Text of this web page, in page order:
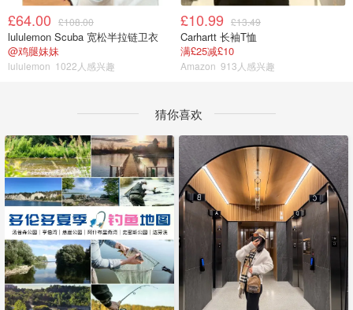
£64.00 £108.00
lululemon Scuba 宽松半拉链卫衣
@鸡腿妹妹
lululemon 1022人感兴趣
£10.99 £13.49
Carhartt 长袖T恤
满£25减£10
Amazon 913人感兴趣
猜你喜欢